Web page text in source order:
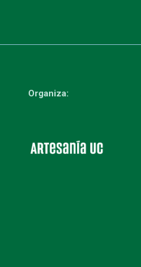
Organiza: